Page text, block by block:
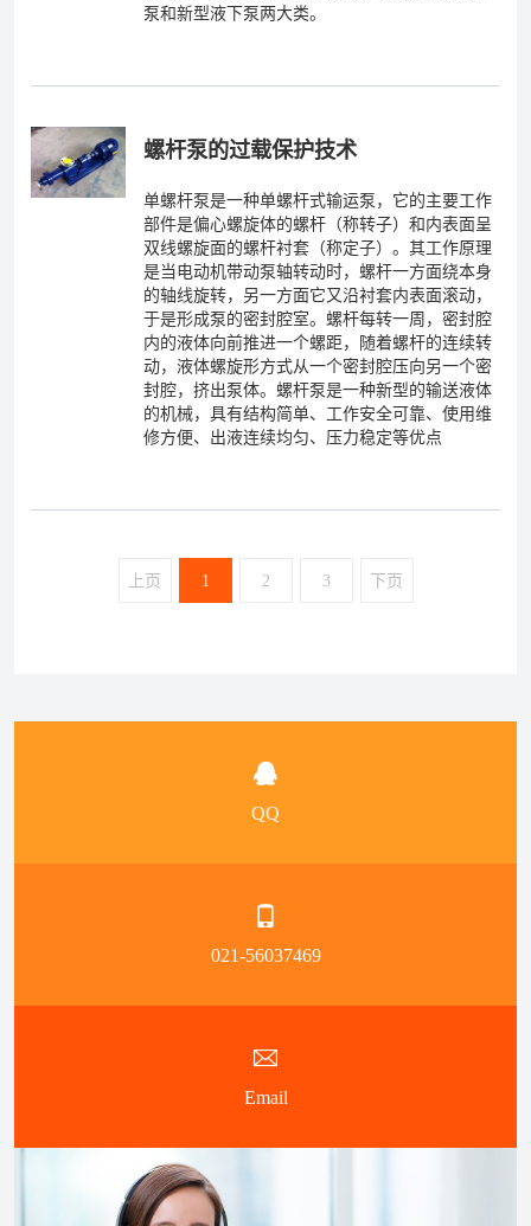
泵和新型液下泵两大类。
螺杆泵的过载保护技术
单螺杆泵是一种单螺杆式输运泵，它的主要工作
部件是偏心螺旋体的螺杆（称转子）和内表面呈
双线螺旋面的螺杆衬套（称定子）。其工作原理
是当电动机带动泵轴转动时，螺杆一方面绕本身
的轴线旋转，另一方面它又沿衬套内表面滚动，
于是形成泵的密封腔室。螺杆每转一周，密封腔
内的液体向前推进一个螺距，随着螺杆的连续转
动，液体螺旋形方式从一个密封腔压向另一个密
封腔，挤出泵体。螺杆泵是一种新型的输送液体
的机械，具有结构简单、工作安全可靠、使用维
修方便、出液连续均匀、压力稳定等优点
上页 1 2 3 下页
QQ
021-56037469
Email